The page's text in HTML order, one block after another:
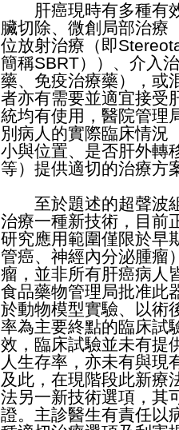
肝癌現時有多種有效
臟切除、微創局部治療
位放射治療（即
簡稱SBRT））、介入
藥、免疫治療藥），或
者亦有需要並適宜接受
統均有使用，醫院管理
別病人的實際臨床情況
小與位置、是否肝外轉
等）提供適切的治療方
至於題述的超聲波組
治療一種新技術，目前
研究應用範圍僅限於早
管癌、神經內分泌腫瘤
瘤，並非所有肝癌病人
食品藥物管理局批准此
於動物模型實驗、以術
率為主要終點的臨床試
效，臨床試驗並未有提
人生存率，亦未有與現
及此，在現階段此新療
法另一新技術選項，其
證。主診醫生有責任以